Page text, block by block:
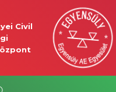
Civil